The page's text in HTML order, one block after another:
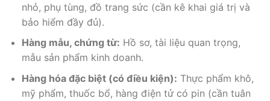
nhỏ, phụ tùng, đồ trang sức (cần kê khai giá trị và
bảo hiểm đầy đủ).
Hàng mẫu, chứng từ: Hồ sơ, tài liệu quan trọng,
mẫu sản phẩm kinh doanh.
Hàng hóa đặc biệt (có điều kiện): Thực phẩm khô,
mỹ phẩm, thuốc bổ, hàng điện tử có pin (cần tuân